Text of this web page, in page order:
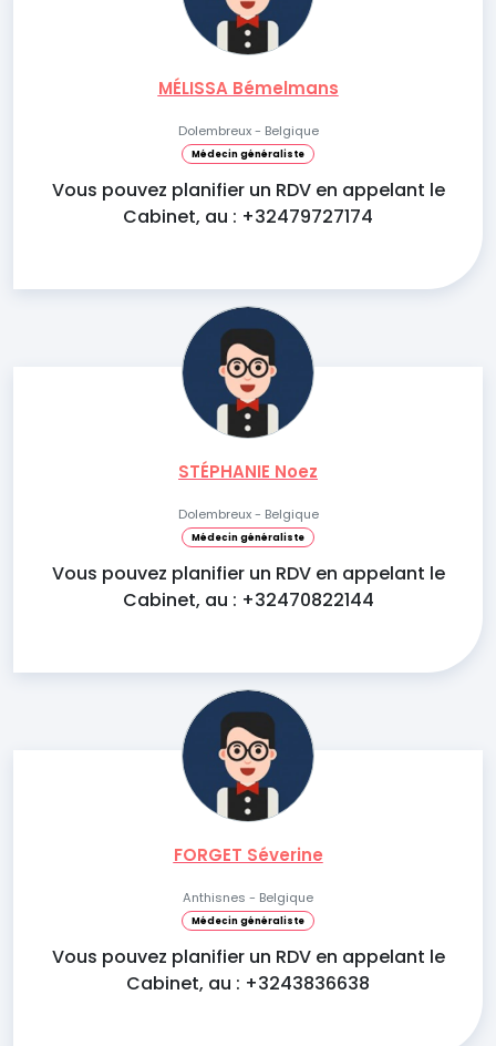
MÉLISSA Bémelmans
Dolembreux - Belgique
Médecin généraliste
Vous pouvez planifier un RDV en appelant le
Cabinet, au : +32479727174
STÉPHANIE Noez
Dolembreux - Belgique
Médecin généraliste
Vous pouvez planifier un RDV en appelant le
Cabinet, au : +32470822144
FORGET Séverine
Anthisnes - Belgique
Médecin généraliste
Vous pouvez planifier un RDV en appelant le
Cabinet, au : +3243836638